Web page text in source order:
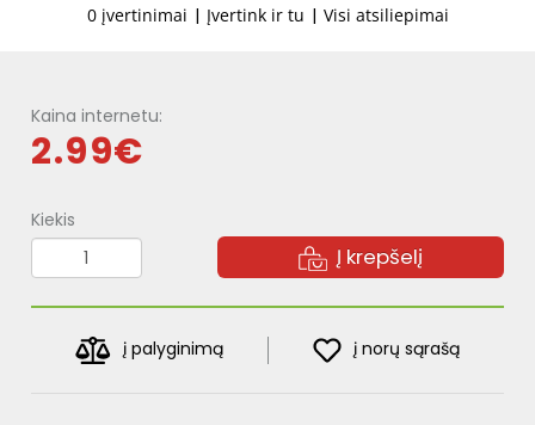
0 įvertinimai | Įvertink ir tu | Visi atsiliepimai
Kaina internetu:
2.99€
Kiekis
Į krepšelį
į palyginimą į norų sąrašą